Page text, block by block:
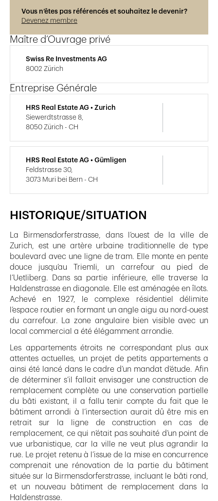
HISTORIQUE/SITUATION
La Birmensdorferstrasse, dans l’ouest de la ville de
Zurich, est une artère urbaine traditionnelle de type
boulevard avec une ligne de tram. Elle monte en pente
douce jusqu’au Triemli, un carrefour au pied de
l’Uetliberg. Dans sa partie inférieure, elle traverse la
Haldenstrasse en diagonale. Elle est aménagée en îlots.
Achevé en 1927, le complexe résidentiel délimite
l’espace routier en formant un angle aigu au nord-ouest
du carrefour. La zone angulaire bien visible avec un
local commercial a été élégamment arrondie.
Les appartements étroits ne correspondant plus aux
attentes actuelles, un projet de petits appartements a
ainsi été lancé dans le cadre d’un mandat d’étude. Afin
de déterminer s’il fallait envisager une construction de
remplacement complète ou une conservation partielle
du bâti existant, il a fallu tenir compte du fait que le
bâtiment arrondi à l’intersection aurait dû être mis en
retrait sur la ligne de construction en cas de
remplacement, ce qui n’était pas souhaité d’un point de
vue urbanistique, car la ville ne veut plus agrandir la
rue. Le projet retenu à l’issue de la mise en concurrence
comprenait une rénovation de la partie du bâtiment
située sur la Birmensdorferstrasse, incluant le bâti rond,
et un nouveau bâtiment de remplacement dans la
Haldenstrasse.
Vous n’êtes pas référencés et souhaitez le devenir?
Devenez membre
Maître d’Ouvrage privé
Swiss Re Investments AG
8002 Zürich
Entreprise Générale
HRS Real Estate AG • Zurich
Siewerdtstrasse 8,
8050 Zürich - CH
HRS Real Estate AG • Gümligen
Feldstrasse 30,
3073 Muri bei Bern - CH